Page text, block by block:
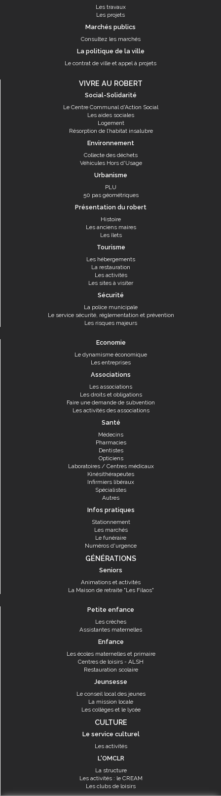
Les travaux
Les projets
Marchés publics
Consultez les marchés
La politique de la ville
Le contrat de ville et appel à projets
VIVRE AU ROBERT
Social-Solidarité
Le Centre Communal d'Action Social
Les aides sociales
Logement
Résorption de l’habitat insalubre
Environnement
Collecte des déchets
Véhicules Hors d'Usage
Urbanisme
PLU
50 pas géométriques
Présentation du robert
Histoire
Les anciens maires
Les îlets
Tourisme
Les hébergements
La restauration
Les activités
Les sites à visiter
Sécurité
La police municipale
Le service sécurité, réglementation et prévention
Les risques majeurs
Economie
Le dynamisme économique
Les entreprises
Associations
Les associations
Les droits et obligations
Faire une demande de subvention
Les activités des associations
Santé
Médecins
Pharmacies
Dentistes
Opticiens
Laboratoires / Centres médicaux
Kinésithérapeutes
Infirmiers libéraux
Spécialistes
Autres
Infos pratiques
Stationnement
Les marchés
Le funéraire
Numéros d'urgence
GÉNÉRATIONS
Seniors
Animations et activités
La Maison de retraite "Les Filaos"
Petite enfance
Les crèches
Assistantes maternelles
Enfance
Les écoles maternelles et primaire
Centres de loisirs - ALSH
Restauration scolaire
Jeunsesse
Le conseil local des jeunes
La mission locale
Les collèges et le lycée
CULTURE
Le service culturel
Les activités
L'OMCLR
La structure
Les activités : le CREAM
Les clubs de loisirs